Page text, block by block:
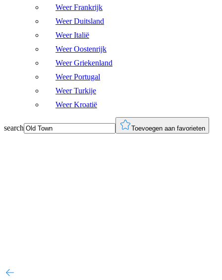
Weer Frankrijk
Weer Duitsland
Weer Italië
Weer Oostenrijk
Weer Griekenland
Weer Portugal
Weer Turkije
Weer Kroatië
search Toevoegen aan favorieten